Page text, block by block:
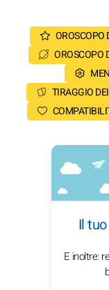
OROSCOPO
OROSCOPO
TIRAGGIO
Il
E inoltre: